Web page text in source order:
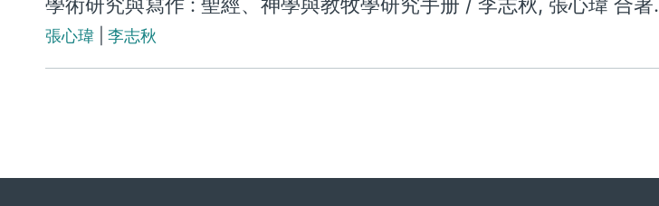
學術研究與寫作 : 聖經、神學與教牧學研究手册 / 李志秋, 張心瑋 合著.
張心瑋|李志秋